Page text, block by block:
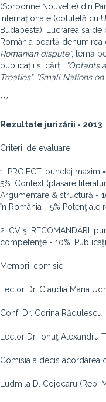
(Sorbonne Nouvelle) din
internaționale (cotutelă cu
Budapesta). Lucrarea sa
România poartă denumirea
Romanian dispute", temă
publicații și cărți: "Optants
Treaties", "Small Nations
***
Rezultate jurizării - 2013
Criterii de evaluare:
1. PROIECT: punctaj
5%: Context (plasare
Argumentare & structură -
în România - 5% Potenţiale
2. CV şi RECOMANDĂRI:
competenţe - 10%:
Membrii comisiei:
Lector Dr. Claudia Maria
Conf. Dr. Corina Rădulescu
Lector Dr. Ionuţ Alexandru
Comisia a decis acordarea
Ludmila D. Cojocaru (Rep.